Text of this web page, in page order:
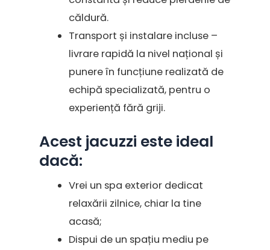
căldură.
Transport și instalare incluse –
livrare rapidă la nivel național și
punere în funcțiune realizată de
echipă specializată, pentru o
experiență fără griji.
Acest jacuzzi este ideal
dacă:
Vrei un spa exterior dedicat
relaxării zilnice, chiar la tine
acasă;
Dispui de un spațiu mediu pe